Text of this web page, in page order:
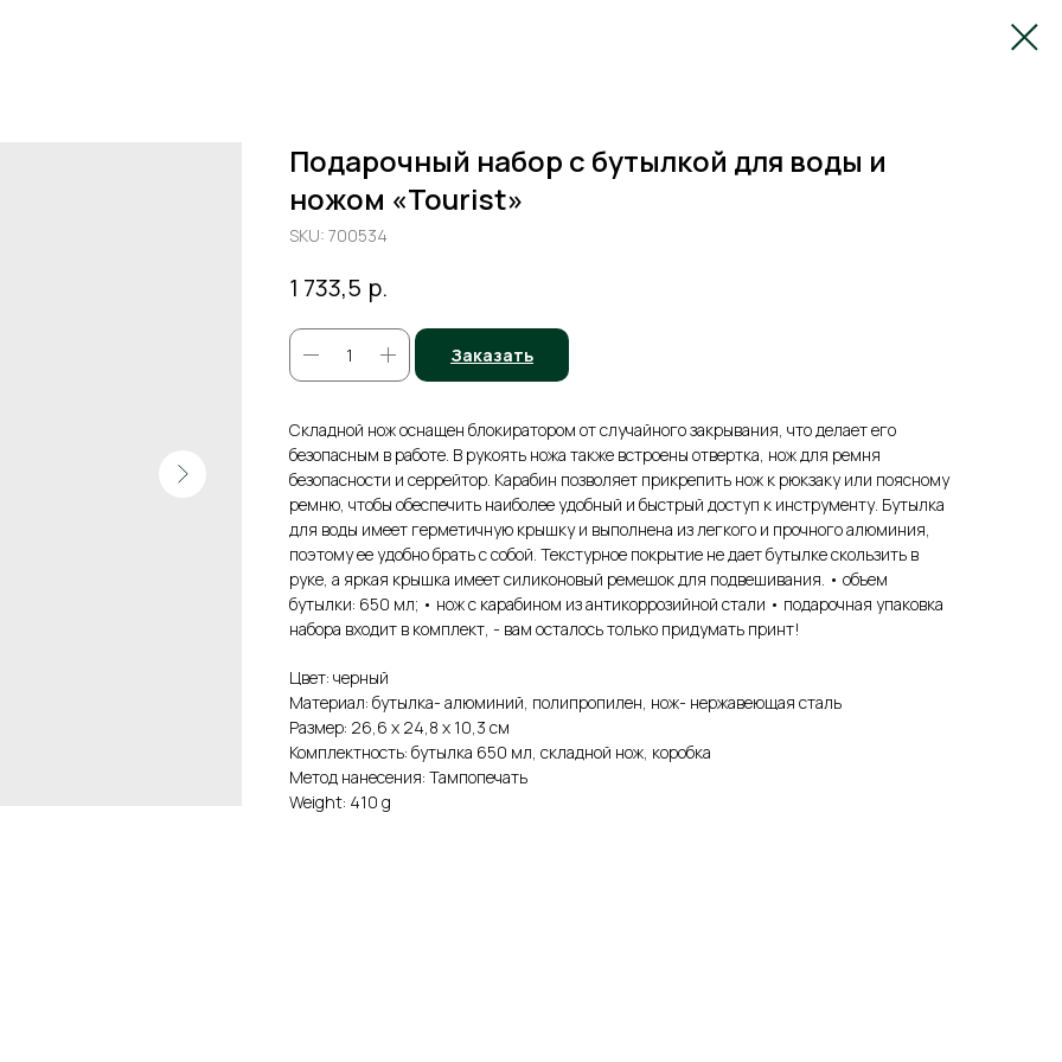
Подарочный набор с бутылкой для воды и
ножом «Tourist»
SKU: 700534
1 733,5 р.
Заказать
Складной нож оснащен блокиратором от случайного закрывания, что делает его
безопасным в работе. В рукоять ножа также встроены отвертка, нож для ремня
безопасности и серрейтор. Карабин позволяет прикрепить нож к рюкзаку или поясному
ремню, чтобы обеспечить наиболее удобный и быстрый доступ к инструменту. Бутылка
для воды имеет герметичную крышку и выполнена из легкого и прочного алюминия,
поэтому ее удобно брать с собой. Текстурное покрытие не дает бутылке скользить в
руке, а яркая крышка имеет силиконовый ремешок для подвешивания. • объем
бутылки: 650 мл; • нож с карабином из антикоррозийной стали • подарочная упаковка
набора входит в комплект, - вам осталось только придумать принт!
Цвет: черный
Материал: бутылка- алюминий, полипропилен, нож- нержавеющая сталь
Размер: 26,6 х 24,8 х 10,3 см
Комплектность: бутылка 650 мл, складной нож, коробка
Метод нанесения: Тампопечать
Weight: 410 g